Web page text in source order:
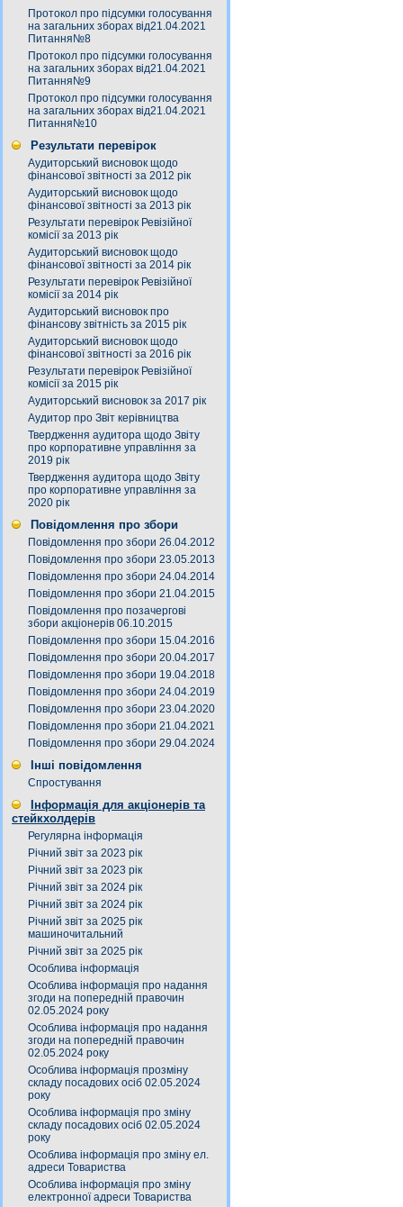
Протокол про підсумки голосування
на загальних зборах від21.04.2021
Питання№8
Протокол про підсумки голосування
на загальних зборах від21.04.2021
Питання№9
Протокол про підсумки голосування
на загальних зборах від21.04.2021
Питання№10
Результати перевірок
Аудиторський висновок щодо
фінансової звітності за 2012 рік
Аудиторський висновок щодо
фінансової звітності за 2013 рік
Результати перевірок Ревізійної
комісії за 2013 рік
Аудиторський висновок щодо
фінансової звітності за 2014 рік
Результати перевірок Ревізійної
комісії за 2014 рік
Аудиторський висновок про
фінансову звітність за 2015 рік
Аудиторський висновок щодо
фінансової звітності за 2016 рік
Результати перевірок Ревізійної
комісії за 2015 рік
Аудиторський висновок за 2017 рік
Аудитор про Звіт керівництва
Твердження аудитора щодо Звіту
про корпоративне управління за
2019 рік
Твердження аудитора щодо Звіту
про корпоративне управління за
2020 рік
Повідомлення про збори
Повідомлення про збори 26.04.2012
Повідомлення про збори 23.05.2013
Повідомлення про збори 24.04.2014
Повідомлення про збори 21.04.2015
Повідомлення про позачергові
збори акціонерів 06.10.2015
Повідомлення про збори 15.04.2016
Повідомлення про збори 20.04.2017
Повідомлення про збори 19.04.2018
Повідомлення про збори 24.04.2019
Повідомлення про збори 23.04.2020
Повідомлення про збори 21.04.2021
Повідомлення про збори 29.04.2024
Інші повідомлення
Спростування
Інформація для акціонерів та
стейкхолдерів
Регулярна інформація
Річний звіт за 2023 рік
Річний звіт за 2023 рік
Річний звіт за 2024 рік
Річний звіт за 2024 рік
Річний звіт за 2025 рік
машиночитальний
Річний звіт за 2025 рік
Особлива інформація
Особлива інформація про надання
згоди на попередній правочин
02.05.2024 року
Особлива інформація про надання
згоди на попередній правочин
02.05.2024 року
Особлива інформація прозміну
складу посадових осіб 02.05.2024
року
Особлива інформація про зміну
складу посадових осіб 02.05.2024
року
Особлива інформація про зміну ел.
адреси Товариства
Особлива інформація про зміну
електронної адреси Товариства